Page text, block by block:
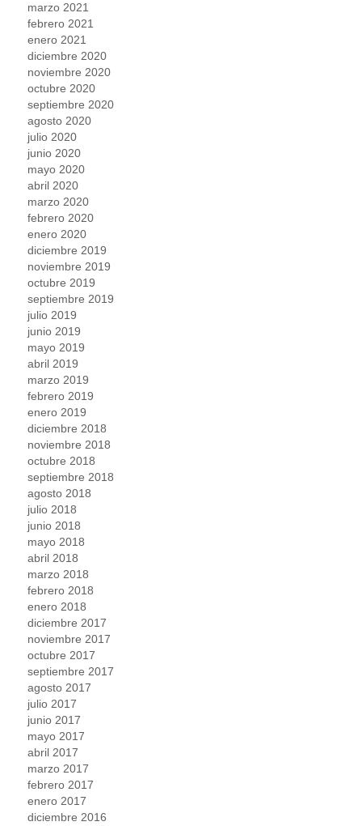
marzo 2021
febrero 2021
enero 2021
diciembre 2020
noviembre 2020
octubre 2020
septiembre 2020
agosto 2020
julio 2020
junio 2020
mayo 2020
abril 2020
marzo 2020
febrero 2020
enero 2020
diciembre 2019
noviembre 2019
octubre 2019
septiembre 2019
julio 2019
junio 2019
mayo 2019
abril 2019
marzo 2019
febrero 2019
enero 2019
diciembre 2018
noviembre 2018
octubre 2018
septiembre 2018
agosto 2018
julio 2018
junio 2018
mayo 2018
abril 2018
marzo 2018
febrero 2018
enero 2018
diciembre 2017
noviembre 2017
octubre 2017
septiembre 2017
agosto 2017
julio 2017
junio 2017
mayo 2017
abril 2017
marzo 2017
febrero 2017
enero 2017
diciembre 2016